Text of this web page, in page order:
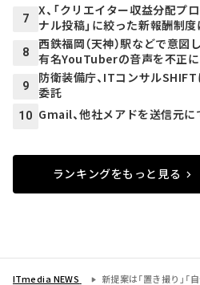
7
X、「クリエイター収益分配プ
ナル投稿」に絞った新報酬制
8
西鉄福岡（天神）駅などで意
有名YouTuberの音声を不正
9
防衛装備庁、ITコンサルSHIFT
委託
10 Gmail、他社メアドを送信元
ランキングをもっと見る
ITmedia NEWS 新提案は「置き撮り」